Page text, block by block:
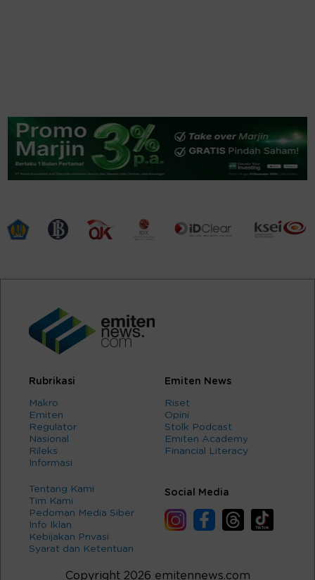
Rubrikasi
Makro
Emiten
Regulator
Nasional
Rileks
Informasi
Emiten News
Riset
Opini
Stolk Podcast
Emiten Academy
Financial Literacy
Tentang Kami
Tim Kami
Pedoman Media Siber
Info Iklan
Kebijakan Privasi
Syarat dan Ketentuan
Social Media
Copyright 2026 emitennews.com